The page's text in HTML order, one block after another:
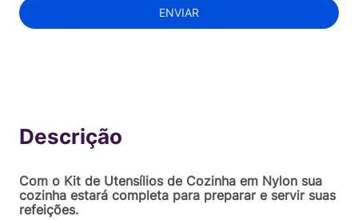
ENVIAR
Com o Kit de Utensílios de Cozinha em Nylon sua
cozinha estará completa para preparar e servir suas
refeições.